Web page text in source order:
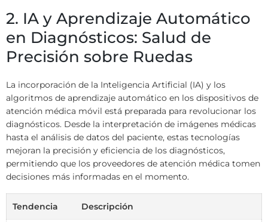
2. IA y Aprendizaje Automático
en Diagnósticos: Salud de
Precisión sobre Ruedas
La incorporación de la Inteligencia Artificial (IA) y los
algoritmos de aprendizaje automático en los dispositivos de
atención médica móvil está preparada para revolucionar los
diagnósticos. Desde la interpretación de imágenes médicas
hasta el análisis de datos del paciente, estas tecnologías
mejoran la precisión y eficiencia de los diagnósticos,
permitiendo que los proveedores de atención médica tomen
decisiones más informadas en el momento.
Tendencia Descripción